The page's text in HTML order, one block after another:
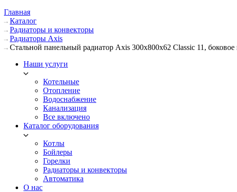
Главная
Каталог
Радиаторы и конвекторы
Радиаторы Axis
Стальной панельный радиатор Axis 300х800х62 Classic 11,
Наши услуги
Котельные
Отопление
Водоснабжение
Канализация
Все включено
Каталог оборудования
Котлы
Бойлеры
Горелки
Радиаторы и конвекторы
Автоматика
О нас